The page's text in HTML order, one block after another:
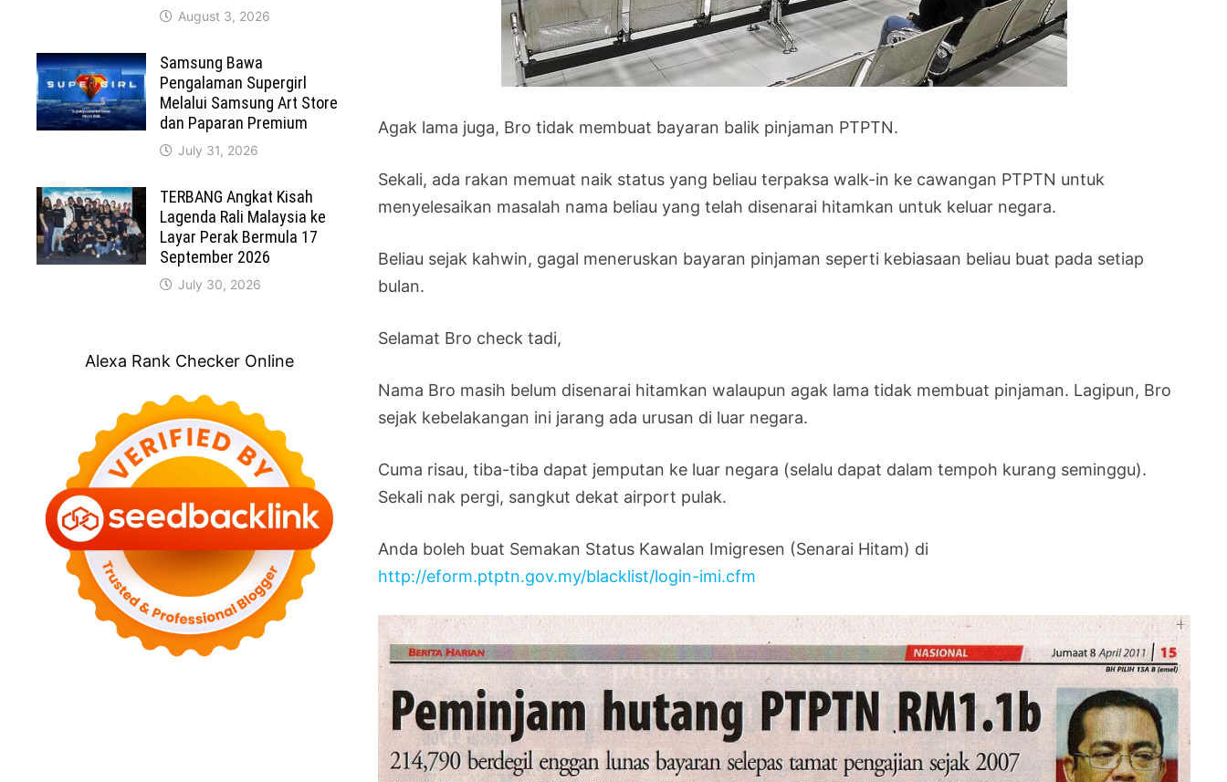
Agak lama juga, Bro tidak membuat bayaran balik pinjaman PTPTN.
Sekali, ada rakan memuat naik status yang beliau terpaksa walk-in ke cawangan PTPTN untuk
menyelesaikan masalah nama beliau yang telah disenarai hitamkan untuk keluar negara.
Beliau sejak kahwin, gagal meneruskan bayaran pinjaman seperti kebiasaan beliau buat pada setiap
bulan.
Selamat Bro check tadi,
Nama Bro masih belum disenarai hitamkan walaupun agak lama tidak membuat pinjaman. Lagipun, Bro
sejak kebelakangan ini jarang ada urusan di luar negara.
Cuma risau, tiba-tiba dapat jemputan ke luar negara (selalu dapat dalam tempoh kurang seminggu).
Sekali nak pergi, sangkut dekat airport pulak.
Anda boleh buat Semakan Status Kawalan Imigresen (Senarai Hitam) di
http://eform.ptptn.gov.my/blacklist/login-imi.cfm
August 3, 2026
Samsung Bawa
Pengalaman Supergirl
Melalui Samsung Art Store
dan Paparan Premium
July 31, 2026
TERBANG Angkat Kisah
Lagenda Rali Malaysia ke
Layar Perak Bermula 17
September 2026
July 30, 2026
Alexa Rank Checker Online